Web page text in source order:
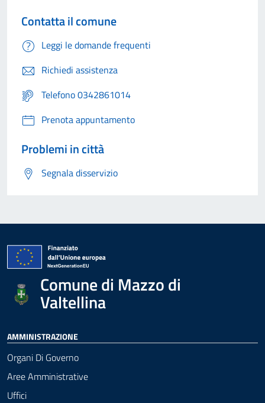
Contatta il comune
Leggi le domande frequenti
Richiedi assistenza
Telefono 0342861014
Prenota appuntamento
Problemi in città
Segnala disservizio
Comune di Mazzo di
Valtellina
AMMINISTRAZIONE
Organi Di Governo
Aree Amministrative
Uffici